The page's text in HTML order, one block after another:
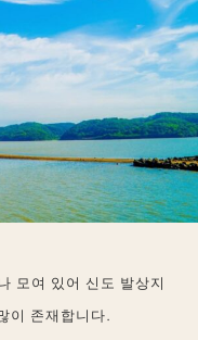
모여 있어 신도 발상지
이 존재합니다.